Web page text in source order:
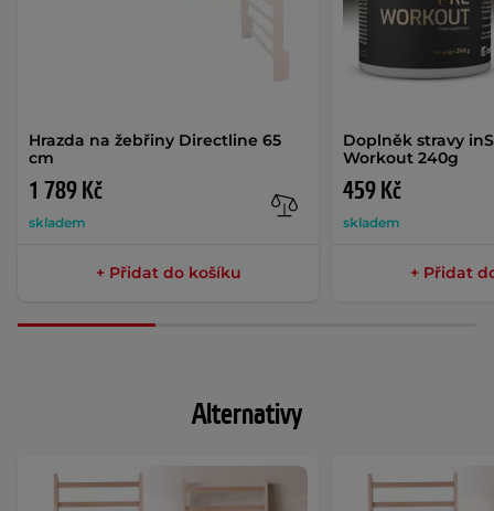
Hrazda na žebřiny Directline 65
cm
1 789 Kč
skladem
+ Přidat do košíku
Doplněk stravy
Workout 240g
459 Kč
skladem
+ Přidat
Alternativy